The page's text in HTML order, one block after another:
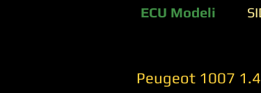
ECU Modeli
Peugeot 1007